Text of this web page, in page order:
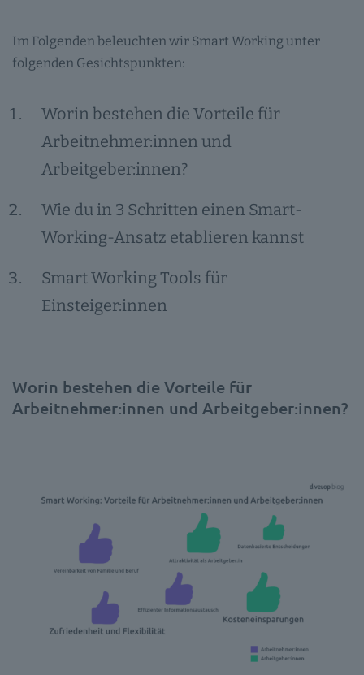
Im Folgenden beleuchten wir Smart Working unter
folgenden Gesichtspunkten:
Worin bestehen die Vorteile für
Arbeitnehmer:innen und
Arbeitgeber:innen?
Wie du in 3 Schritten einen Smart-
Working-Ansatz etablieren kannst
Smart Working Tools für
Einsteiger:innen
Worin bestehen die Vorteile für
Arbeitnehmer:innen und Arbeitgeber:innen?